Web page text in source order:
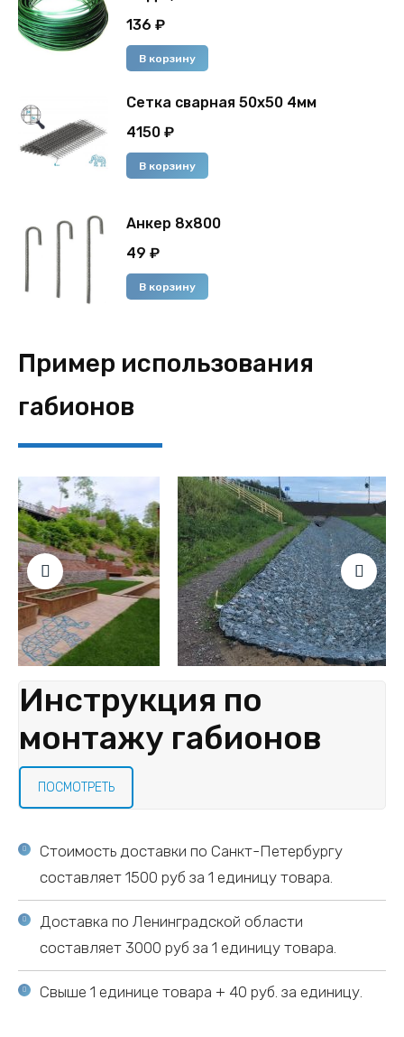
136 ₽
В корзину
Сетка сварная 50х50 4мм
4150 ₽
В корзину
Анкер 8х800
49 ₽
В корзину
Пример использования
габионов
Инструкция по
монтажу габионов
ПОСМОТРЕТЬ
Стоимость доставки по Санкт-Петербургу
составляет 1500 руб за 1 единицу товара.
Доставка по Ленинградской области
составляет 3000 руб за 1 единицу товара.
Свыше 1 единице товара + 40 руб. за единицу.